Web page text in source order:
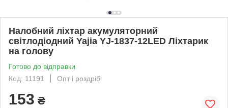
Налобний ліхтар акумуляторний
світлодіодний Yajia YJ-1837-12LED Ліхтарик
на голову
Готово до відправки
Код: 11191
Опт і роздріб
153 ₴